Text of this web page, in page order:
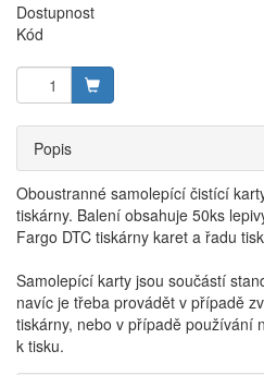
Dostupnost
Kód
Popis
Oboustranné samolepící čistící
tiskárny. Balení obsahuje 50ks
Fargo DTC tiskárny karet a řadu
Samolepící karty jsou součástí
navíc je třeba provádět v případě
tiskárny, nebo v případě používání
k tisku.